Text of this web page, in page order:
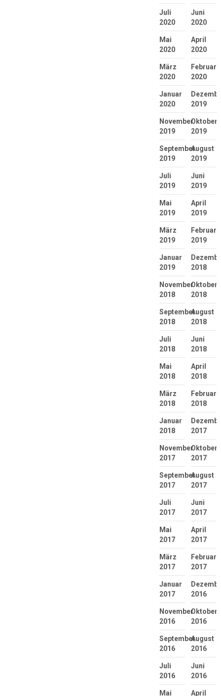
Juli
2020
Juni
2020
Mai
2020
April
2020
März
2020
Februar
2020
Januar
2020
2019
November
2019
Oktober
2019
September
2019
August
2019
Juli
2019
Juni
2019
Mai
2019
April
2019
März
2019
Februar
2019
Januar
2019
2018
November
2018
Oktober
2018
September
2018
August
2018
Juli
2018
Juni
2018
Mai
2018
April
2018
März
2018
Februar
2018
Januar
2018
2017
November
2017
Oktober
2017
September
2017
August
2017
Juli
2017
Juni
2017
Mai
2017
April
2017
März
2017
Februar
2017
Januar
2017
2016
November
2016
Oktober
2016
September
2016
August
2016
Juli
2016
Juni
2016
Mai April